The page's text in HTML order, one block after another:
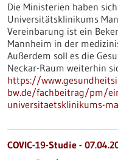
Die Ministerien haben
Universitätsklinikums
Vereinbarung ist ein
Mannheim in der
Außerdem soll es die
Neckar-Raum weiterhin
https://
bw.de/fachbeitrag/pm/
universitaetsklinikums-
COVIC-19-Studie -